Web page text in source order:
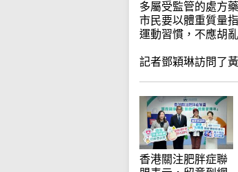
多屬受監管的處方
市民要以體重質量
運動習慣，不應胡
記者鄧穎琳訪問了
香港關注肥胖症聯